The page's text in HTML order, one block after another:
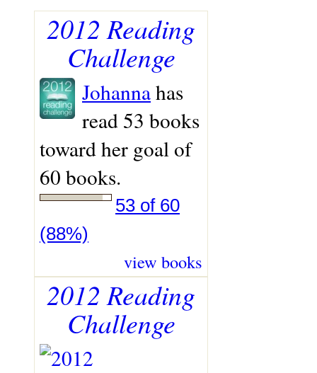
2012 Reading
Challenge
Johannahas
read 53 books
toward her goal of
60 books.
53 of 60
(88%)
view books
2012 Reading
Challenge